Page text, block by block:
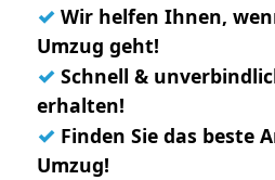
✓ Wir helfen Ihnen,
Umzug geht!
✓ Schnell &
erhalten!
✓ Finden Sie das beste
Umzug!